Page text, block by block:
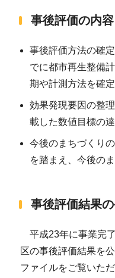
事後評価の内容
事後評価方法の確
でに都市再生整備
期や計測方法を確
効果発現要因の整
載した数値目標の
今後のまちづくり
を踏まえ、今後の
事後評価結果
平成23年に事業完
区の事後評価結果を
ファイルをご覧いた